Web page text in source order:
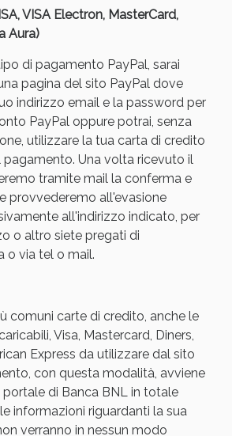
VISA Electron, MasterCard,
Aura)
di pagamento PayPal, sarai
pagina del sito PayPal dove
indirizzo email e la password per
PayPal oppure potrai, senza
utilizzare la tua carta di credito
pagamento. Una volta ricevuto il
tramite mail la conferma e
provvederemo all'evasione
all'indirizzo indicato, per
o altro siete pregati di
o via tel o mail.
comuni carte di credito, anche le
Visa, Mastercard, Diners,
Express da utilizzare dal sito
con questa modalità, avviene
di Banca BNL in totale
informazioni riguardanti la sua
verranno in nessun modo
Sconti fino al 45% oggi!
Sconto fino al 55% valido